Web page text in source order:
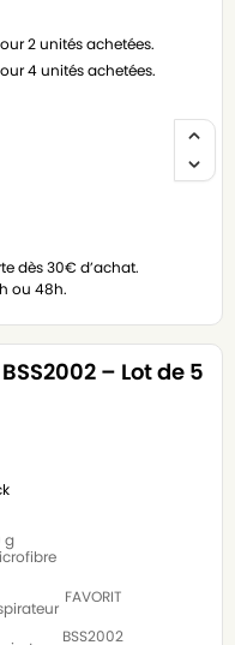
2 unités achetées.
4 unités achetées.
dès 30€ d’achat.
ou 48h.
– Lot de 5
g
FAVORIT
BSS2002